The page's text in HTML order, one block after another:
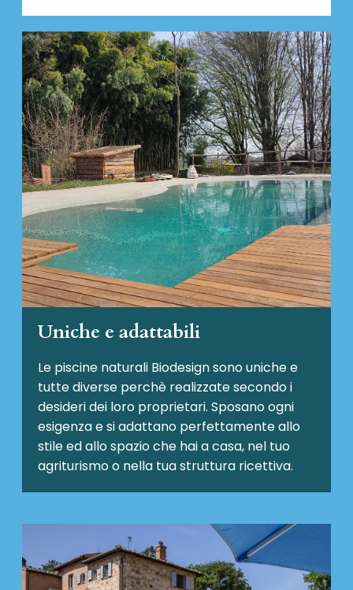
Uniche e adattabili
Le piscine naturali Biodesignsono uniche e
tutte diverse perchè realizzate secondo i
desideri dei loro proprietari. Sposano ogni
esigenza e si adattano perfettamente allo
stile ed allo spazio che hai a casa, nel tuo
agriturismo o nella tua struttura ricettiva.